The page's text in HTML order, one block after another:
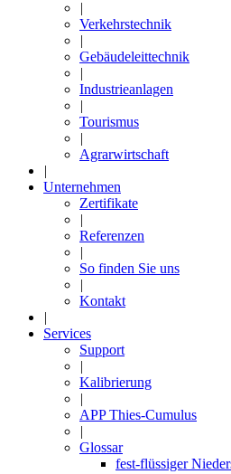
|
Verkehrstechnik
|
Gebäudeleittechnik
|
Industrieanlagen
|
Tourismus
|
Agrarwirtschaft
|
Unternehmen
Zertifikate
|
Referenzen
|
So finden Sie uns
|
Kontakt
|
Services
Support
|
Kalibrierung
|
APP Thies-Cumulus
|
Glossar
fest-flüssiger